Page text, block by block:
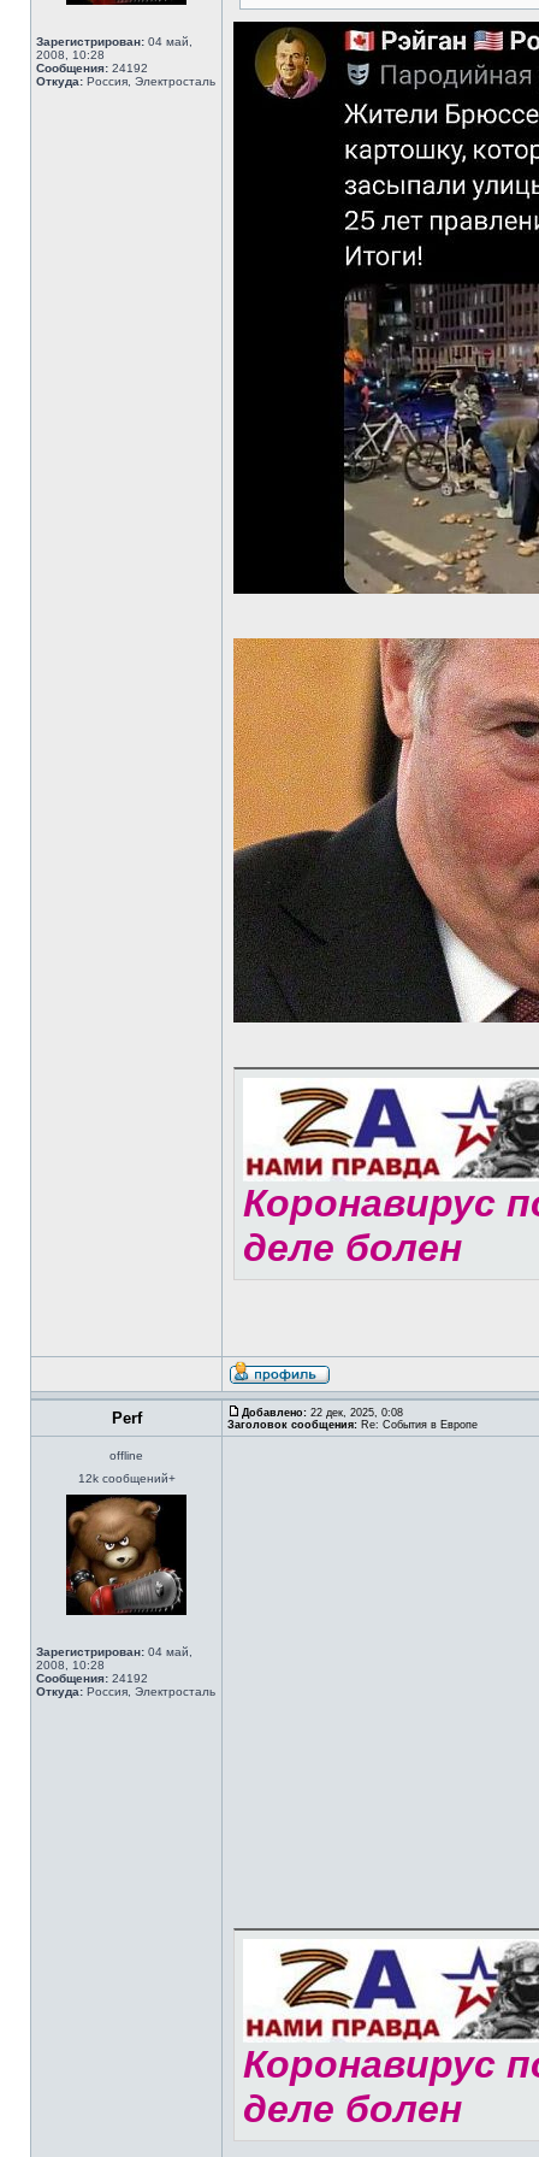
Зарегистрирован: 04 май,
2008, 10:28
Сообщения: 24192
Откуда: Россия, Электросталь
Коронавирус
деле болен
Perf Добавлено: 22 дек, 2025, 0:08
Заголовок сообщения: Re: События в Европе
offline
12k сообщений+
Зарегистрирован: 04 май,
2008, 10:28
Сообщения: 24192
Откуда: Россия, Электросталь
Коронавирус
деле болен